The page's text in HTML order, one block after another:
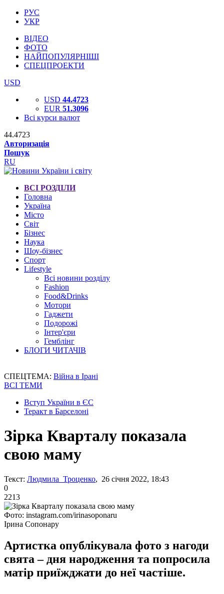
РУС
УКР
ВІДЕО
ФОТО
НАЙПОПУЛЯРНІШІ
СПЕЦПРОЕКТИ
USD
USD 44.4723
EUR 51.3096
Всі курси валют
44.4723
Авторизація
Пошук
RU
ВСІ РОЗДІЛИ
Головна
Україна
Місто
Світ
Бізнес
Наука
Шоу-бізнес
Спорт
Lifestyle
Всі новини розділу
Fashion
Food&Drinks
Мотори
Гаджети
Подорожі
Інтер'єри
Гемблінг
БЛОГИ ЧИТАЧІВ
СПЕЦТЕМА: Війна в Ірані
ВСІ ТЕМИ
Вступ України в ЄС
Теракт в Барселоні
Зірка Кварталу показала
свою маму
Текст: Людмила Троценко, 26 січня 2022, 18:43
0
2213
Фото: instagram.com/irinasoponaru
Ірина Сопонару
Артистка опублікувала фото з нагоди
свята – дня народження та попросила
матір приїжджати до неї частіше.